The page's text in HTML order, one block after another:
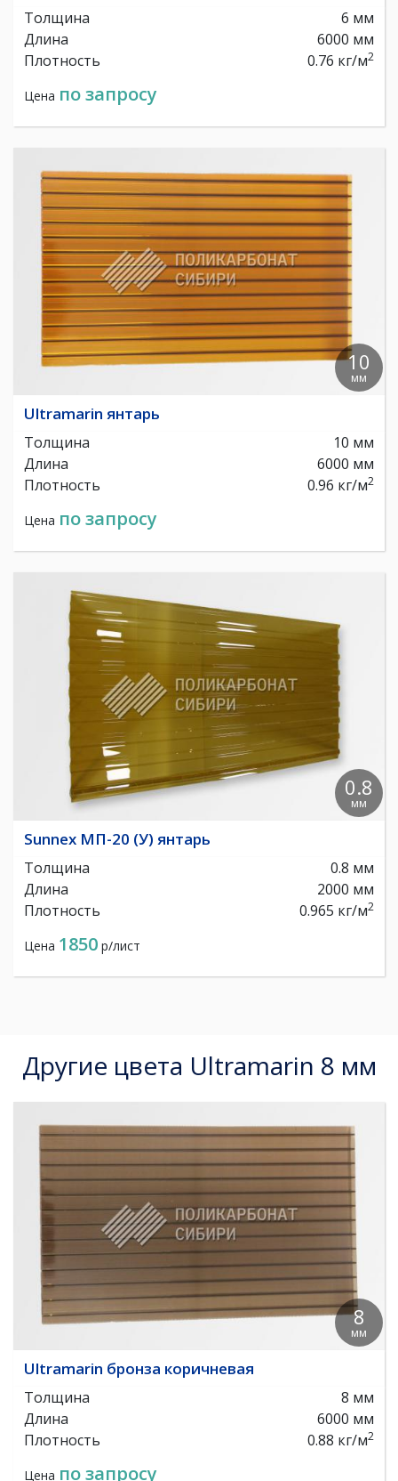
Толщина
6 мм
Длина
6000 мм
Плотность
0.76 кг/м2
Цена по запросу
10
мм
Ultramarin янтарь
Толщина
10 мм
Длина
6000 мм
Плотность
0.96 кг/м2
Цена по запросу
0.8
мм
Sunnex МП-20 (У) янтарь
Толщина
0.8 мм
Длина
2000 мм
Плотность
0.965 кг/м2
Цена 1850 р/лист
Другие цвета Ultramarin 8 мм
8
мм
Ultramarin бронза коричневая
Толщина
8 мм
Длина
6000 мм
Плотность
0.88 кг/м2
Цена по запросу